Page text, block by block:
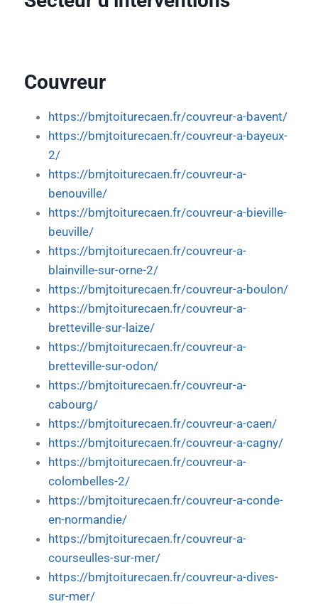
Couvreur
https://bmjtoiturecaen.fr/couvreur-a-bavent/
https://bmjtoiturecaen.fr/couvreur-a-bayeux-
2/
https://bmjtoiturecaen.fr/couvreur-a-
benouville/
https://bmjtoiturecaen.fr/couvreur-a-bieville-
beuville/
https://bmjtoiturecaen.fr/couvreur-a-
blainville-sur-orne-2/
https://bmjtoiturecaen.fr/couvreur-a-boulon/
https://bmjtoiturecaen.fr/couvreur-a-
bretteville-sur-laize/
https://bmjtoiturecaen.fr/couvreur-a-
bretteville-sur-odon/
https://bmjtoiturecaen.fr/couvreur-a-
cabourg/
https://bmjtoiturecaen.fr/couvreur-a-caen/
https://bmjtoiturecaen.fr/couvreur-a-cagny/
https://bmjtoiturecaen.fr/couvreur-a-
colombelles-2/
https://bmjtoiturecaen.fr/couvreur-a-conde-
en-normandie/
https://bmjtoiturecaen.fr/couvreur-a-
courseulles-sur-mer/
https://bmjtoiturecaen.fr/couvreur-a-dives-
sur-mer/